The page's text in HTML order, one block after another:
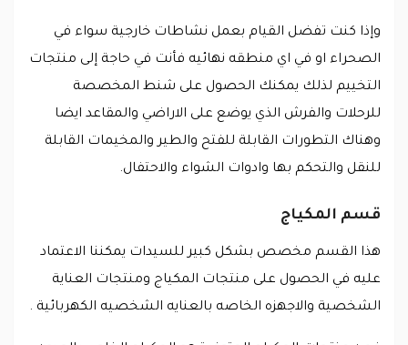
وإذا كنت تفضل القيام بعمل نشاطات خارجية سواء في
الصحراء او في اي منطقه نهائيه فأنت في حاجة إلى منتجات
التخييم لذلك يمكنك الحصول على شنط المخصصة
للرحلات والفرش الذي يوضع على الاراضي والمقاعد ايضا
وهناك التطورات القابلة للفتح والطير والمخيمات القابلة
للنقل والتحكم بها وادوات الشواء والاحتفال.
قسم المكياج
هذا القسم مخصص بشكل كبير للسيدات يمكننا الاعتماد
عليه في الحصول على منتجات المكياج ومنتجات العناية
الشخصية والاجهزه الخاصه بالعنايه الشخصيه الكهربائية .